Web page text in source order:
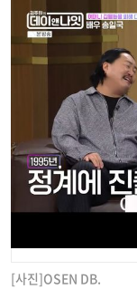
[사진]OSEN DB.